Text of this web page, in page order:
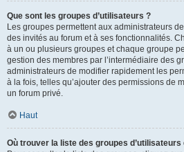
Que sont les groupes d’utilisateurs ?
Les groupes permettent aux administrateurs
des invités au forum et à ses fonctionnalités.
à un ou plusieurs groupes et chaque groupe
gestion des membres par l’intermédiaire des
administrateurs de modifier rapidement les
à la fois, telles qu’ajouter des permissions de
un forum privé.
Haut
Où trouver la liste des groupes